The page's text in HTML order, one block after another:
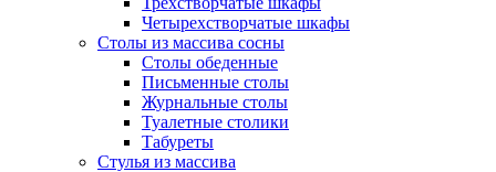
Четырехстворчатые шкафы
Столы из массива сосны
Столы обеденные
Письменные столы
Журнальные столы
Туалетные столики
Табуреты
Стулья из массива